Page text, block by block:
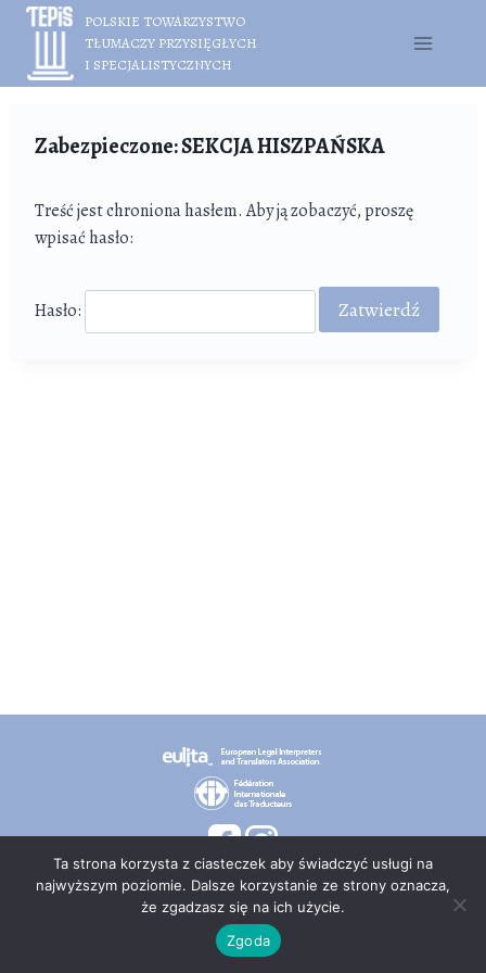
Przejdź
treści
POLSKIE TOWARZYSTWO
TŁUMACZY PRZYSIĘGŁYCH
I SPECJALISTYCZNYCH
Zabezpieczone: SEKCJA HISZPAŃSKA
Treść jest chroniona hasłem. Aby ją zobaczyć, proszę
wpisać hasło:
Hasło:
© 2026 PT TEPIS
Ta strona korzysta z ciasteczek aby świadczyć usługi na
najwyższym poziomie. Dalsze korzystanie ze strony oznacza,
że zgadzasz się na ich użycie.
Zgoda